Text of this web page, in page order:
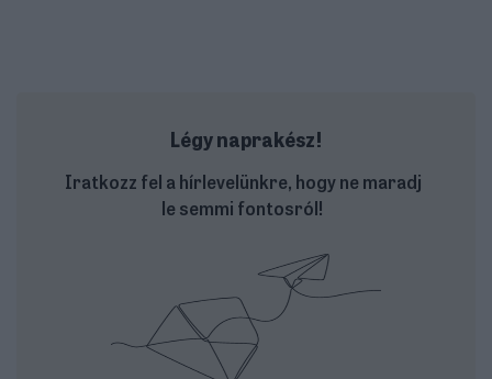
Légy naprakész!
Iratkozz fel a hírlevelünkre, hogy ne maradj
le semmi fontosról!